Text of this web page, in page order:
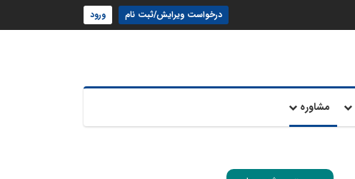
درخواست ویرایش/ثبت نام ورود
مشاوره